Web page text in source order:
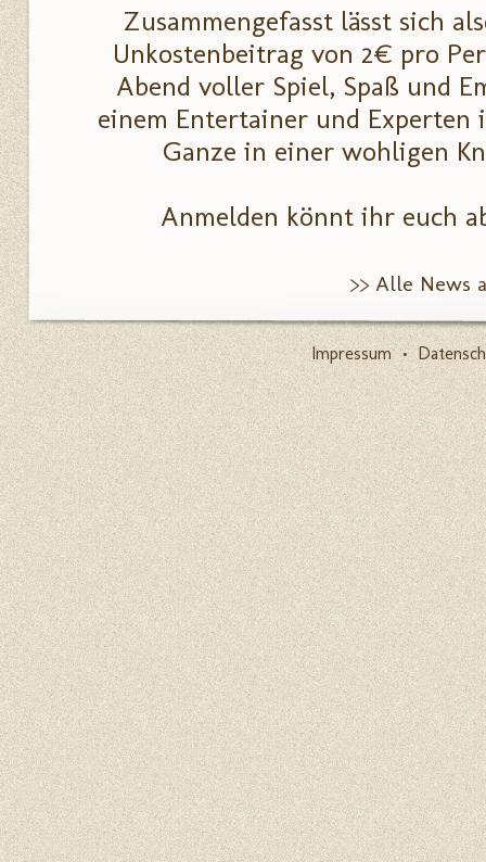
Zusammengefasst lässt sich
Unkostenbeitrag von 2€ pro
Abend voller Spiel, Spaß und
einem Entertainer und Experten
Ganze in einer wohligen
Anmelden könnt ihr euch
>> Alle News
Impressum •